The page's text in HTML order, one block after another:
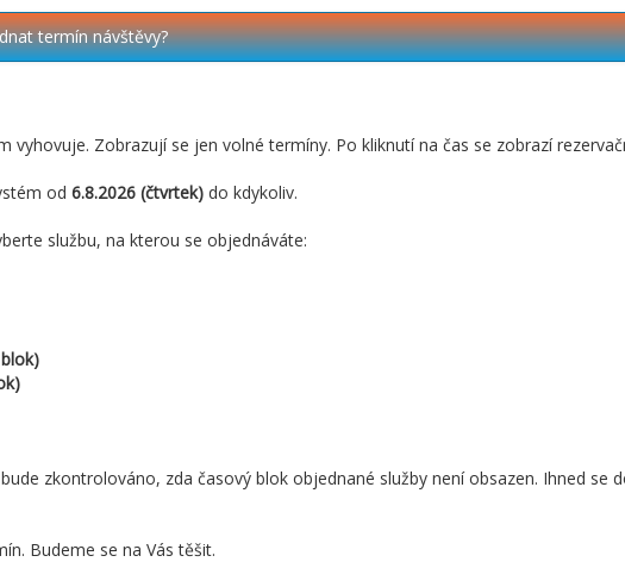
termín návštěvy?
vyhovuje. Zobrazují se jen volné termíny. Po kliknutí na čas se zobrazí
od 6.8.2026 (čtvrtek) do kdykoliv.
službu, na kterou se objednáváte:
bude zkontrolováno, zda časový blok objednané služby není obsazen. Ihned
Budeme se na Vás těšit.